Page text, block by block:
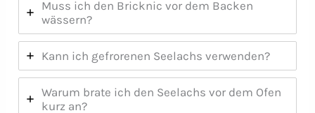
Muss ich den Bricknic vor dem Backen
wässern?
Kann ich gefrorenen Seelachs verwenden?
Warum brate ich den Seelachs vor dem Ofen
kurz an?